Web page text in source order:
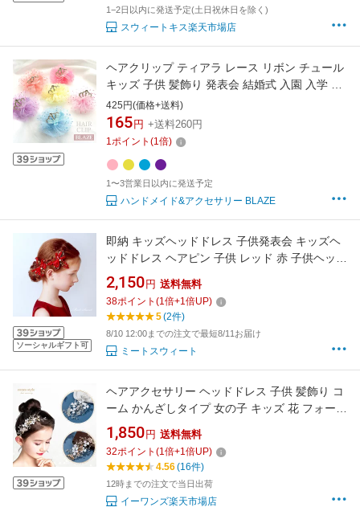
1−2日以内に発送予定(土日祝休日を除く)
スウィートキス楽天市場店
ヘアクリップ ティアラ レース リボン チュール
キッズ 子供 髪飾り 発表会 結婚式 入園 入学 プ
リンセス BLAZE
425円(価格+送料)
165 円 +送料260円
1ポイント (1倍)
1〜3営業日以内に発送予定
ハンドメイド&アクセサリー BLAZE
ソーシャルギフト可
即納 キッズヘッドドレス 子供発表会 キッズヘ
ッドドレス ヘアピン 子供 レッド 赤 子供ヘッド
ドレス パーティー 子ども 女の子 ヘアアクセサ
リー 発表会 演奏会 パール 花 フラワー 髪飾り
イベント ヘアコサージュ 結婚式 フォーマル ス
テージ 舞台 演出 セレモニー
2,150 円 送料無料
38ポイント (1倍+1倍UP)
5(2件)
8/10 12:00までの注文で最短8/11お届け
ミートスウィート
ヘアアクセサリー ヘッドドレス 子供 髪飾り コ
ーム かんざしタイプ 女の子 キッズ 花 フォーマ
ル ホワイト パール ラインストーン ピアノ 発表
会 結婚式 ブライダル ウエディング 写真撮影
(HD02)
1,850 円 送料無料
32ポイント (1倍+1倍UP)
4.56(16件)
12時までの注文で当日出荷
イーワンズ楽天市場店